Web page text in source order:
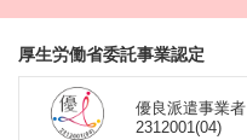
厚生労働省委託事業認定
優良派遣事業者
2312001(04)